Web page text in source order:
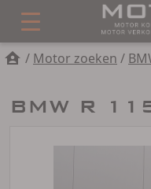
/ Motor zoeken /
BMW R